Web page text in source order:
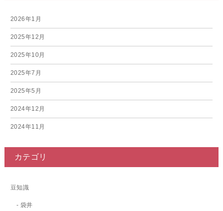
2026年1月
2025年12月
2025年10月
2025年7月
2025年5月
2024年12月
2024年11月
2024年9月
カテゴリ
豆知識
袋井